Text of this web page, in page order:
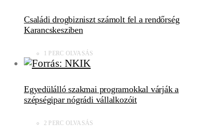
Családi drogbizniszt számolt fel a rendőrség
Karancskesziben
1 PERC OLVASÁS
Egyedülálló szakmai programokkal várják a
szépségipar nógrádi vállalkozóit
2 PERC OLVASÁS